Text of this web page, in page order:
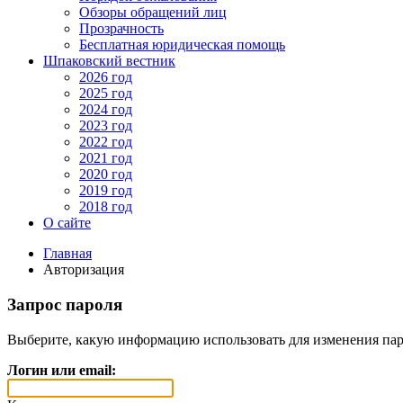
Обзоры обращений лиц
Прозрачность
Бесплатная юридическая помощь
Шпаковский вестник
2026 год
2025 год
2024 год
2023 год
2022 год
2021 год
2020 год
2019 год
2018 год
О сайте
Главная
Авторизация
Запрос пароля
Выберите, какую информацию использовать для изменения
Логин или email: